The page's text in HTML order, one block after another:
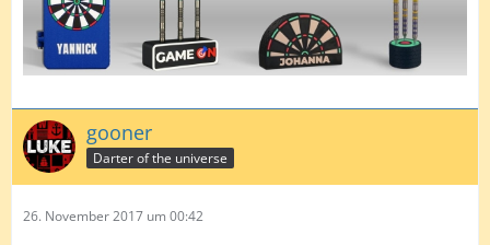
gooner
Darter of the universe
26. November 2017 um 00:42